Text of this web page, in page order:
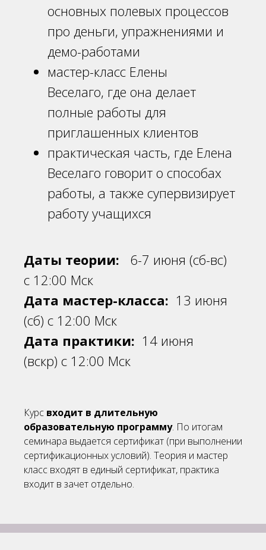
основных полевых процессов
про деньги, упражнениями и
демо-работами
мастер-класс Елены
Веселаго, где она делает
полные работы для
приглашенных клиентов
практическая часть, где Елена
Веселаго говорит о способах
работы, а также супервизирует
работу учащихся
Даты теории: 6-7 июня (сб-вс)
с 12:00 Мск
Дата мастер-класса: 13 июня
(сб) с 12:00 Мск
Дата практики: 14 июня
(вскр) с 12:00 Мск
Курс входит в длительную
образовательную программу. По итогам
семинара выдается сертификат (при выполнении
сертификационных условий). Теория и мастер
класс входят в единый сертификат, практика
входит в зачет отдельно.